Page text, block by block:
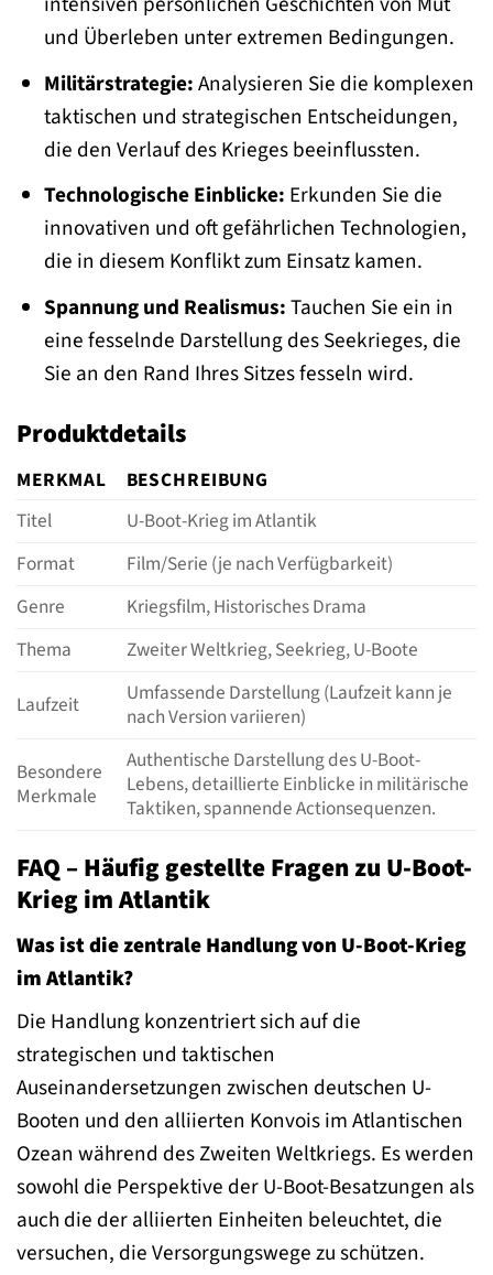
und Überleben unter extremen Bedingungen.
Militärstrategie:Analysieren Sie die komplexen
taktischen und strategischen Entscheidungen,
die den Verlauf des Krieges beeinflussten.
Technologische Einblicke: Erkunden Sie die
innovativen und oft gefährlichen Technologien,
die in diesem Konflikt zum Einsatz kamen.
Spannung und Realismus:Tauchen Sie ein in
eine fesselnde Darstellung des Seekrieges, die
Sie an den Rand Ihres Sitzes fesseln wird.
Produktdetails
MERKMAL
BESCHREIBUNG
Titel
U-Boot-Krieg im Atlantik
Format
Film/Serie (je nach Verfügbarkeit)
Genre
Kriegsfilm, Historisches Drama
Thema
Zweiter Weltkrieg, Seekrieg, U-Boote
Laufzeit
Umfassende Darstellung (Laufzeit kann je
nach Version variieren)
Besondere
Merkmale
Authentische Darstellung des U-Boot-
Lebens, detaillierte Einblicke in militärische
Taktiken, spannende Actionsequenzen.
FAQ – Häufig gestellte Fragen zu U-Boot-
Krieg im Atlantik
Was ist die zentrale Handlung von U-Boot-Krieg
im Atlantik?
Die Handlung konzentriert sich auf die
strategischen und taktischen
Auseinandersetzungen zwischen deutschen U-
Booten und den alliierten Konvois im Atlantischen
Ozean während des Zweiten Weltkriegs. Es werden
sowohl die Perspektive der U-Boot-Besatzungen als
auch die der alliierten Einheiten beleuchtet, die
versuchen, die Versorgungswege zu schützen.